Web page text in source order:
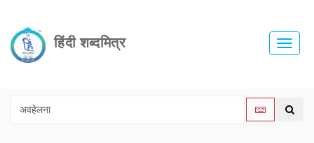
हिंदी शब्दमित्र